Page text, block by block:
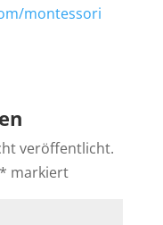
montessori
veröffentlicht.
* markiert